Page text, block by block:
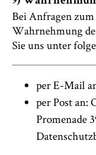
Bei Anfragen
Wahrnehmung
Sie uns unter
per E-Mail
per Post an:
Promenade